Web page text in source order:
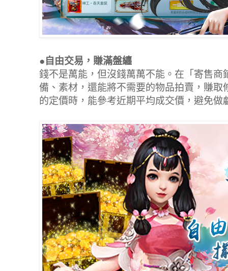
●自由交易，賺滿盤纏
錢不是萬能，但沒錢萬萬不能。在「寄售商
備、素材，還能將不需要的物品拍賣，賺
的定價時，能參考近期平均成交價，避免做